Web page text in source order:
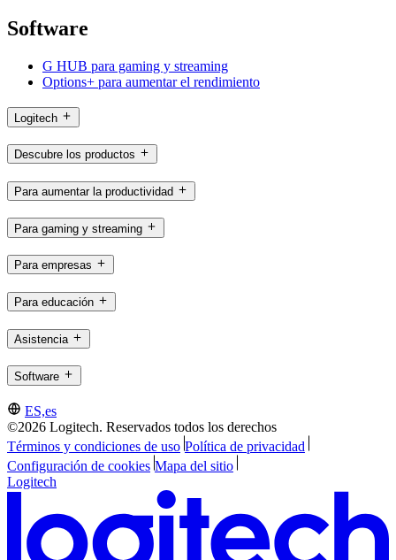
Software
G HUB para gaming y streaming
Options+ para aumentar el rendimiento
Logitech
Descubre los productos
Para aumentar la productividad
Para gaming y streaming
Para empresas
Para educación
Asistencia
Software
ES,es
©2026 Logitech. Reservados todos los derechos
Términos y condiciones de uso Política de privacidad
Configuración de cookies Mapa del sitio
Logitech